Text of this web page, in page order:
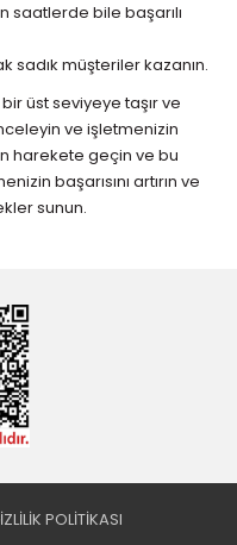
saatlerde bile başarılı
sadık müşteriler kazanın.
üst seviyeye taşır ve
ve işletmenizin
harekete geçin ve bu
başarısını artırın ve
sunun.
POLİTİKASI